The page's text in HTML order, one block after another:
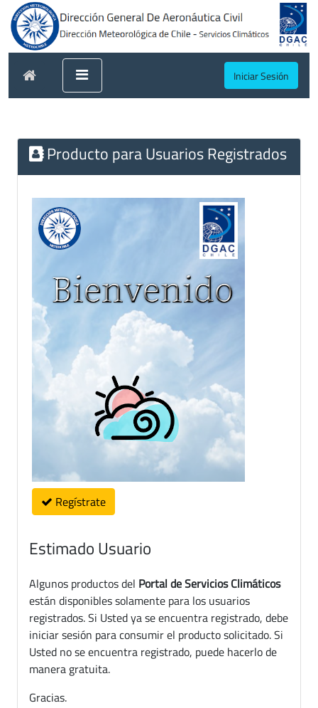
Iniciar Sesión
Producto para Usuarios Registrados
Regístrate
Estimado Usuario
Algunos productos del Portal de Servicios Climáticos
están disponibles solamente para los usuarios
registrados. Si Usted ya se encuentra registrado, debe
iniciar sesión para consumir el producto solicitado. Si
Usted no se encuentra registrado, puede hacerlo de
manera gratuita.
Gracias.